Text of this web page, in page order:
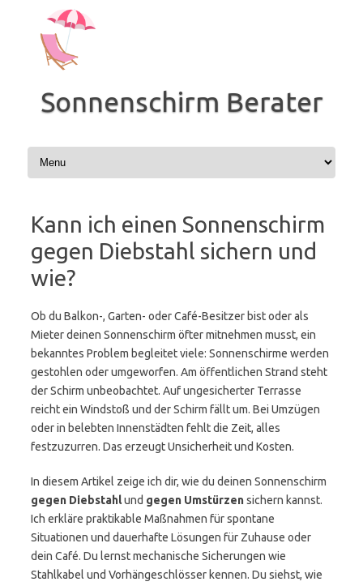
springen
Sonnenschirm Berater
Kann ich einen Sonnenschirm
gegen Diebstahl sichern und
wie?
Ob du Balkon-, Garten- oder Café-Besitzer bist oder als
Mieter deinen Sonnenschirm öfter mitnehmen musst, ein
bekanntes Problem begleitet viele: Sonnenschirme werden
gestohlen oder umgeworfen. Am öffentlichen Strand steht
der Schirm unbeobachtet. Auf ungesicherter Terrasse
reicht ein Windstoß und der Schirm fällt um. Bei Umzügen
oder in belebten Innenstädten fehlt die Zeit, alles
festzuzurren. Das erzeugt Unsicherheit und Kosten.
In diesem Artikel zeige ich dir, wie du deinen Sonnenschirm
gegen Diebstahlund gegen Umstürzensichern kannst.
Ich erkläre praktikable Maßnahmen für spontane
Situationen und dauerhafte Lösungen für Zuhause oder
dein Café. Du lernst mechanische Sicherungen wie
Stahlkabel und Vorhängeschlösser kennen. Du siehst, wie